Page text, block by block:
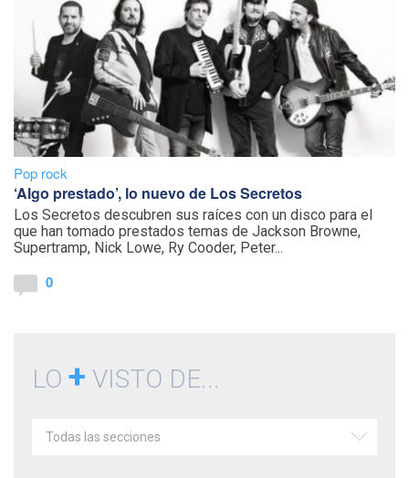
Pop rock
‘Algo prestado’, lo nuevo de Los Secretos
Los Secretos descubren sus raíces con un disco para el
que han tomado prestados temas de Jackson Browne,
Supertramp, Nick Lowe, Ry Cooder, Peter...
0
LO + VISTO DE...
Todas las secciones